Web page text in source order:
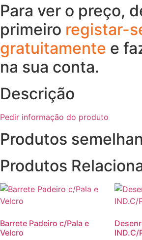
Para ver o preço,
primeiro registar-
gratuitamente e
na sua conta.
Descrição
Pedir informação do produto
Produtos
Produtos
Promoção!
Barrete Padeiro c/Pala e
Velcro
IND.C/